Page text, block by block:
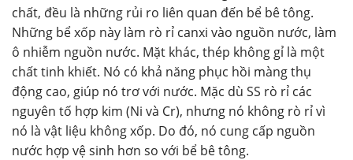
chất, đều là những rủi ro liên quan đến bể bê tông.
Những bể xốp này làm rò rỉ canxi vào nguồn nước, làm
ô nhiễm nguồn nước. Mặt khác, thép không gỉ là một
chất tinh khiết. Nó có khả năng phục hồi màng thụ
động cao, giúp nó trơ với nước. Mặc dù SS rò rỉ các
nguyên tố hợp kim (Ni và Cr), nhưng nó không rò rỉ vì
nó là vật liệu không xốp. Do đó, nó cung cấp nguồn
nước hợp vệ sinh hơn so với bể bê tông.